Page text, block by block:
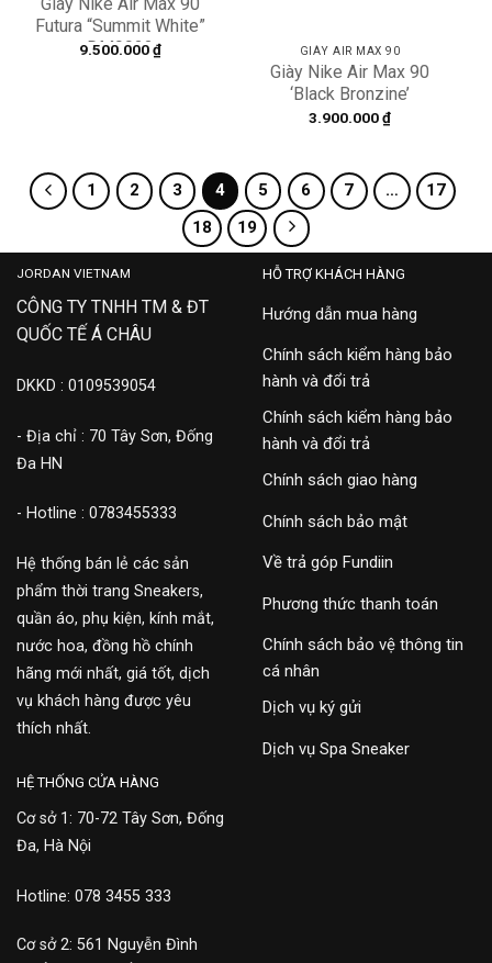
Giày Nike Air Max 90
Futura “Summit White”
DM9922
9.500.000₫ GIÀY AIR MAX 90
Giày Nike Air Max 90
‘Black Bronzine’
FB9657-001
3.900.000₫
1 2 3 4 5 6 7 …
17
18
19
JORDAN VIETNAM
CÔNG TY TNHH TM & ĐT
QUỐC TẾ Á CHÂU
DKKD : 0109539054
- Địa chỉ : 70 Tây Sơn, Đống
Đa HN
- Hotline : 0783455333
Hệ thống bán lẻ các sản
phẩm thời trang Sneakers,
quần áo, phụ kiện, kính mắt,
nước hoa, đồng hồ chính
hãng mới nhất, giá tốt, dịch
vụ khách hàng được yêu
thích nhất.
HỖ TRỢ KHÁCH HÀNG
Hướng dẫn mua hàng
Chính sách kiểm hàng bảo
hành và đổi trả
Chính sách kiểm hàng bảo
hành và đổi trả
Chính sách giao hàng
Chính sách bảo mật
Về trả góp Fundiin
Phương thức thanh toán
Chính sách bảo vệ thông tin
cá nhân
Dịch vụ ký gửi
Dịch vụ Spa Sneaker
HỆ THỐNG CỬA HÀNG
Cơ sở 1: 70-72 Tây Sơn, Đống
Đa, Hà Nội
Hotline: 078 3455 333
Cơ sở 2: 561 Nguyễn Đình